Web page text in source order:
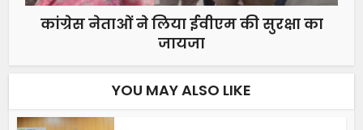
कांग्रेस नेताओं ने लिया ईवीएम की सुरक्षा का
जायजा
YOU MAY ALSO LIKE